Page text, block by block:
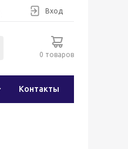
Вход
0 товаров
Контакты